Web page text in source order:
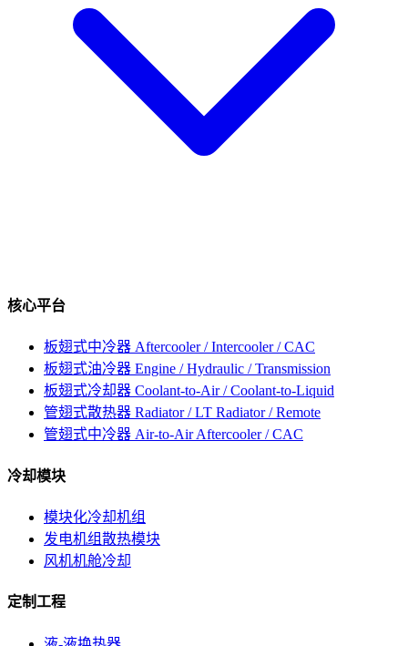
核心平台
板翅式中冷器 Aftercooler / Intercooler / CAC
板翅式油冷器 Engine / Hydraulic / Transmission
板翅式冷却器 Coolant-to-Air / Coolant-to-Liquid
管翅式散热器 Radiator / LT Radiator / Remote
管翅式中冷器 Air-to-Air Aftercooler / CAC
冷却模块
模块化冷却机组
发电机组散热模块
风机机舱冷却
定制工程